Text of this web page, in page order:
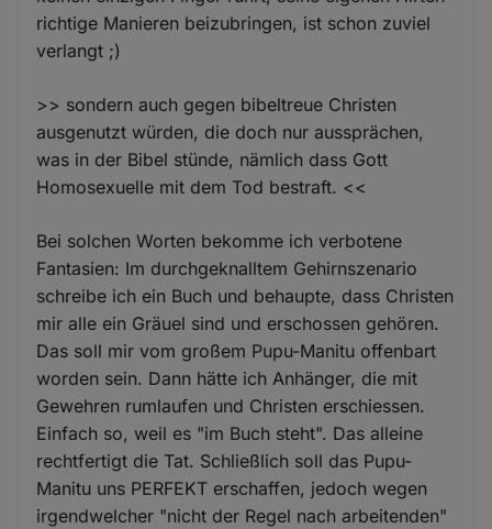
richtige Manieren beizubringen, ist schon zuviel
verlangt ;)
>> sondern auch gegen bibeltreue Christen
ausgenutzt würden, die doch nur aussprächen,
was in der Bibel stünde, nämlich dass Gott
Homosexuelle mit dem Tod bestraft. <<
Bei solchen Worten bekomme ich verbotene
Fantasien: Im durchgeknalltem Gehirnszenario
schreibe ich ein Buch und behaupte, dass Christen
mir alle ein Gräuel sind und erschossen gehören.
Das soll mir vom großem Pupu-Manitu offenbart
worden sein. Dann hätte ich Anhänger, die mit
Gewehren rumlaufen und Christen erschiessen.
Einfach so, weil es "im Buch steht". Das alleine
rechtfertigt die Tat. Schließlich soll das Pupu-
Manitu uns PERFEKT erschaffen, jedoch wegen
irgendwelcher "nicht der Regel nach arbeitenden"